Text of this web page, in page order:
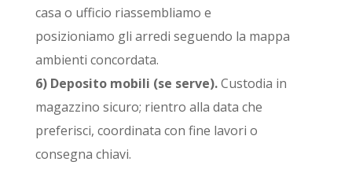
casa o ufficio riassembliamo e
posizioniamo gli arredi seguendo la mappa
ambienti concordata.
6) Deposito mobili (se serve).Custodia in
magazzino sicuro; rientro alla data che
preferisci, coordinata con fine lavori o
consegna chiavi.